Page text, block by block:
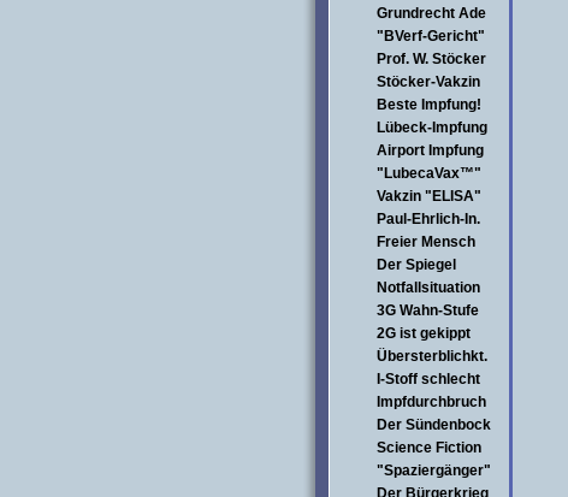
Grundrecht Ade
"BVerf-Gericht"
Prof. W. Stöcker
Stöcker-Vakzin
Beste Impfung!
Lübeck-Impfung
Airport Impfung
"LubecaVax™"
Vakzin "ELISA"
Paul-Ehrlich-In.
Freier Mensch
Der Spiegel
Notfallsituation
3G Wahn-Stufe
2G ist gekippt
Übersterblichkt.
I-Stoff schlecht
Impfdurchbruch
Der Sündenbock
Science Fiction
"Spaziergänger"
Der Bürgerkrieg